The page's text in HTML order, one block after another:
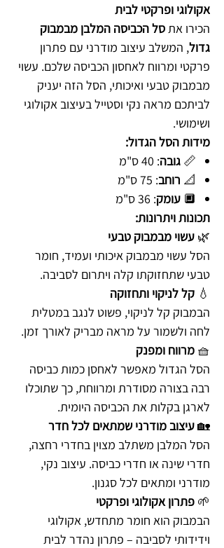
אקולוגי ופרקטי לבית
הכירו אתסל הכביסה המלבן מבמבוק
גדול, המשלב עיצוב מודרני עם פתרון
פרקטי ומרווח לאחסון הכביסה שלכם. עשוי
מבמבוק טבעי ואיכותי, הסל הזה יעניק
לביתכם מראה נקי וסטייל בעיצוב אקולוגי
ושימושי.
מידות הסל הגדול:
📏 גובה: 40 ס"מ
📐 רוחב: 75 ס"מ
🔲 עומק: 36 ס"מ
תכונות ויתרונות:
🌿 עשוי מבמבוק טבעי
הסל עשוי מבמבוק איכותי ועמיד, חומר
טבעי שתחזוקתו קלה ויתרום לסביבה.
💧 קל לניקוי ותחזוקה
הבמבוק קל לניקוי, פשוט לנגב במטלית
לחה ולשמור על מראה מבריק לאורך זמן.
🧺 מרווח ומפנק
הסל הגדול מאפשר לאחסן כמות כביסה
רבה בצורה מסודרת ומרווחת, כך שתוכלו
לארגן בקלות את הכביסה היומית.
🏡עיצוב מודרני שמתאים לכל חדר
הסל המלבן משתלב מצוין בחדרי רחצה,
חדרי שינה או חדרי כביסה. עיצוב נקי,
מודרני ומתאים לכל סגנון.
🌱 פתרון אקולוגי ופרקטי
הבמבוק הוא חומר מתחדש, אקולוגי
וידידותי לסביבה – פתרון נהדר לבית